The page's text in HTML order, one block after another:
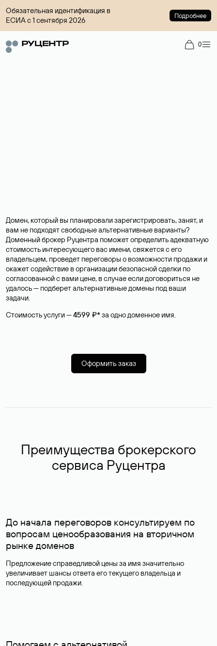
Обязательная идентификация в
ЕСИА с 1 сентября 2026
Подробнее
0
Домен, который вы планировали зарегистрировать, занят, и
вам не подходят свободные альтернативные варианты?
Доменный брокер Руцентра поможет определить адекватную
стоимость интересующего вас имени, свяжется с его
владельцем, проведет переговоры о возможности продажи и
окажет содействие в организации безопасной сделки по
согласованной с вами цене, в случае если договориться не
удалось — подберет альтернативные домены под ваши
задачи.
Стоимость услуги —4599 ₽*за одно доменное имя.
Оформить заказ
Преимущества брокерского
сервиса Руцентра
До начала переговоров консультируем по
вопросам ценообразования на вторичном
рынке доменов
Предложение справедливой цены за имя значительно
увеличивает шансы ответа его текущего владельца и
последующей продажи.